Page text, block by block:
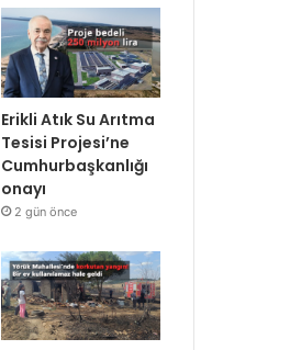
Erikli Atık Su Arıtma
Tesisi Projesi’ne
Cumhurbaşkanlığı
onayı
2 gün önce